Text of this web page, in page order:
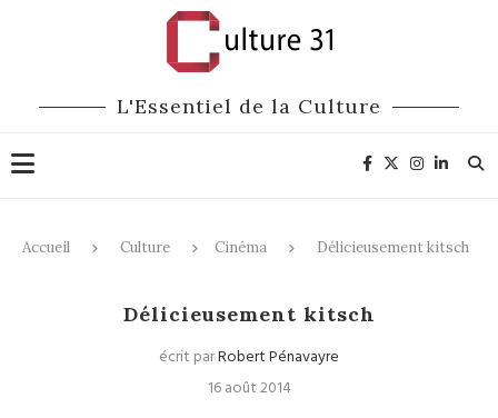
L'Essentiel de la Culture
Accueil Culture Cinéma Délicieusement kitsch
Délicieusement kitsch
écrit parRobert Pénavayre
16 août 2014